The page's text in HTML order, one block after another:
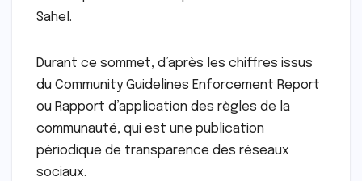
Sahel.
Durant ce sommet, d’après les chiffres issus
du Community Guidelines Enforcement Report
ou Rapport d’application des règles de la
communauté, qui est une publication
périodique de transparence des réseaux
sociaux.